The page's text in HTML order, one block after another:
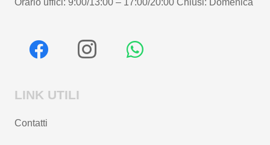
Orario uffici: 9:00/13:00 – 17:00/20:00 Chiusi: Domenica
LINK UTILI
Contatti